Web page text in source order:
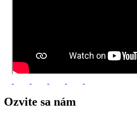
Ozvite sa nám